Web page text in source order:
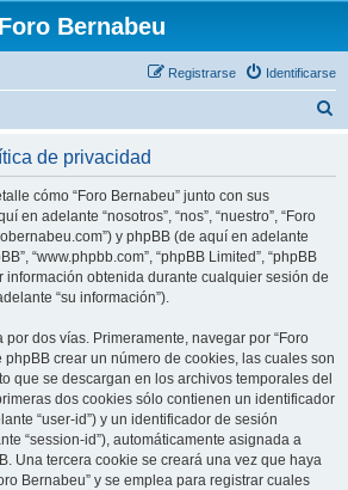
Foro Bernabeu
Identificarse
Registrarse
de privacidad
cómo “Foro Bernabeu” junto con sus
en adelante “nosotros”, “nos”, “nuestro”, “Foro
y phpBB (de aquí en adelante
“www.phpbb.com”, “phpBB Limited”, “phpBB
información obtenida durante cualquier sesión de
“su información”).
dos vías. Primeramente, navegar por “Foro
phpBB crear un número de cookies, las cuales son
que se descargan en los archivos temporales del
dos cookies sólo contienen un identificador
“user-id”) y un identificador de sesión
“session-id”), automáticamente asignada a
Una tercera cookie se creará una vez que haya
Bernabeu” y se emplea para registrar cuales